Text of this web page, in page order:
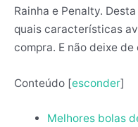
Rainha e Penalty.
quais características
compra. E não deixe
Conteúdo [esconder]
Melhores bolas